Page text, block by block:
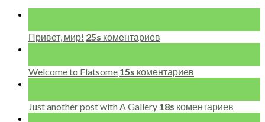
Привет, мир! 25s коментариев
Welcome to Flatsome 15s коментариев
Just another post with A Gallery 18s коментариев